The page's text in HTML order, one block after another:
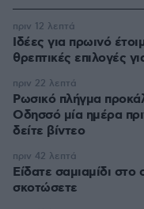
Ιδέες για πρωινό
θρεπτικές επιλογές
πριν 12 λεπτά
Ρωσικό πλήγμα
Οδησσό μία ημέρα
δείτε βίντεο
πριν 22 λεπτά
Είδατε σαμιαμίδι στο
σκοτώσετε
πριν 42 λεπτά